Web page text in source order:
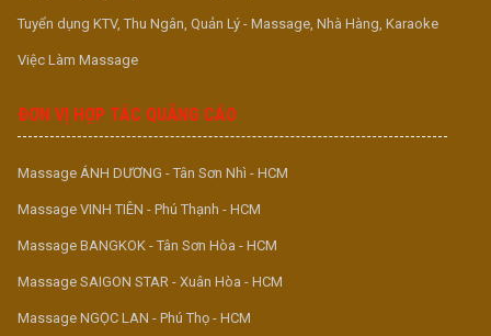
Tuyển dụng KTV, Thu Ngân, Quản Lý - Massage, Nhà Hàng, Karaoke
Việc Làm Massage
ĐƠN VỊ HỢP TÁC QUẢNG CÁO
Massage ÁNH DƯƠNG - Tân Sơn Nhì - HCM
Massage VINH TIÊN - Phú Thạnh - HCM
Massage BANGKOK - Tân Sơn Hòa - HCM
Massage SAIGON STAR - Xuân Hòa - HCM
Massage NGỌC LAN - Phú Thọ - HCM